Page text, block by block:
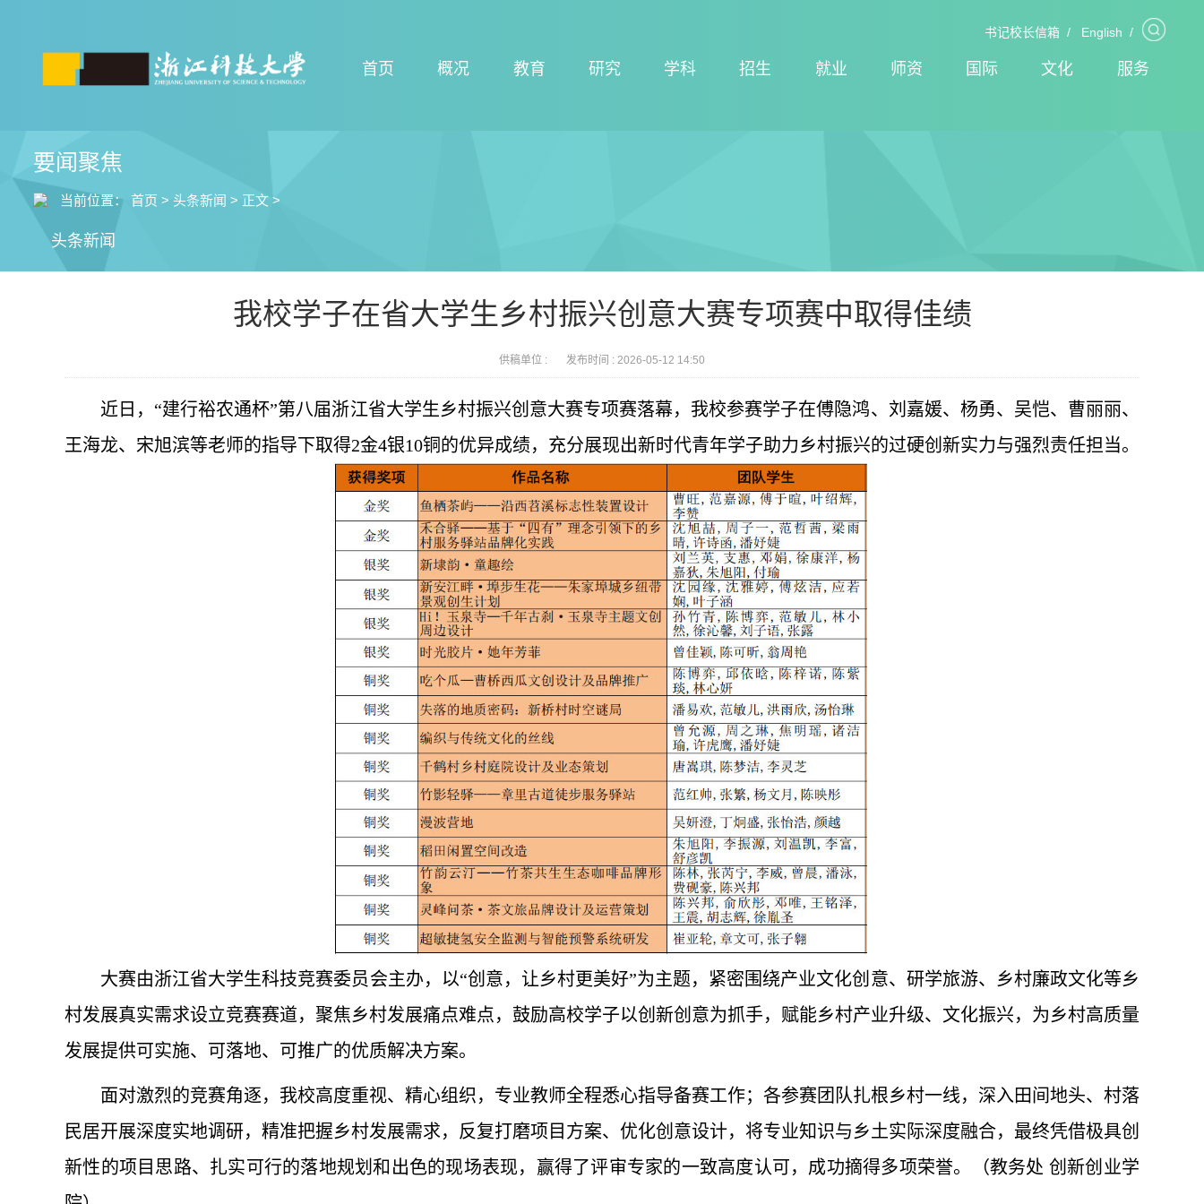
书记校长信箱 / English /
首页 概况 教育 研究 学科 招生 就业 师资 国际 文化 服务
要闻聚焦
当前位置： 首页 > 头条新闻 > 正文 >
头条新闻
我校学子在省大学生乡村振兴创意大赛专项赛中取得佳绩
供稿单位 : 发布时间 : 2026-05-12 14:50
近日，“建行裕农通杯”第八届浙江省大学生乡村振兴创意大赛专项赛落幕，我校参赛学子在傅隐鸿、刘嘉媛、杨勇、吴恺、曹丽丽、
王海龙、宋旭滨等老师的指导下取得2金4银10铜的优异成绩，充分展现出新时代青年学子助力乡村振兴的过硬创新实力与强烈责任担当。
大赛由浙江省大学生科技竞赛委员会主办，以“创意，让乡村更美好”为主题，紧密围绕产业文化创意、研学旅游、乡村廉政文化等乡
村发展真实需求设立竞赛赛道，聚焦乡村发展痛点难点，鼓励高校学子以创新创意为抓手，赋能乡村产业升级、文化振兴，为乡村高质量
发展提供可实施、可落地、可推广的优质解决方案。
面对激烈的竞赛角逐，我校高度重视、精心组织，专业教师全程悉心指导备赛工作；各参赛团队扎根乡村一线，深入田间地头、村落
民居开展深度实地调研，精准把握乡村发展需求，反复打磨项目方案、优化创意设计，将专业知识与乡土实际深度融合，最终凭借极具创
新性的项目思路、扎实可行的落地规划和出色的现场表现，赢得了评审专家的一致高度认可，成功摘得多项荣誉。（教务处 创新创业学